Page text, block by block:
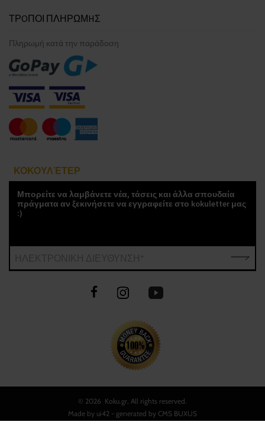
ΤΡOΠΟΙ ΠΛΗΡΩΜHΣ
Πληρωμή κατά την παράδοση
ΚΟΚΟΥΛΈΤΕΡ
Μπορείτε να λαμβάνετε νέα, τάσεις και άλλα σπουδαία
πράγματα αν ξεκινήσετε να εγγραφείτε στο kokuletter μας
:)
© 2026 Koku.gr, All rights reserved.
Made by ui42 - generated by CMS BUXUS